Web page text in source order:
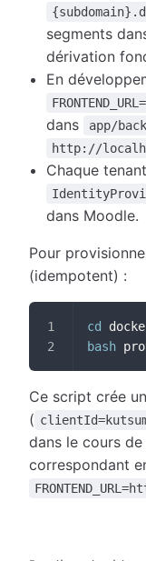
segments
dérivation
En
dans app/
http://
Chaque
dans Moodle.
Pour
(idempotent) :
cd
bash
Ce script crée
(
dans le cours
correspondant